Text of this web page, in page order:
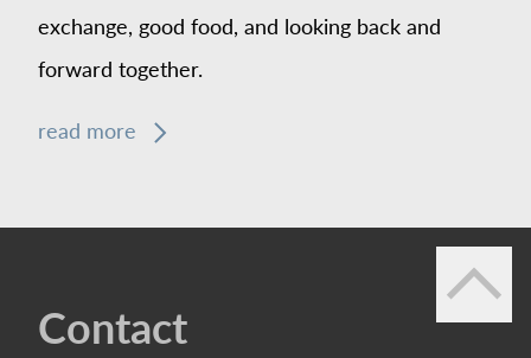
exchange, good food, and looking back and
forward together.
read more
Contact